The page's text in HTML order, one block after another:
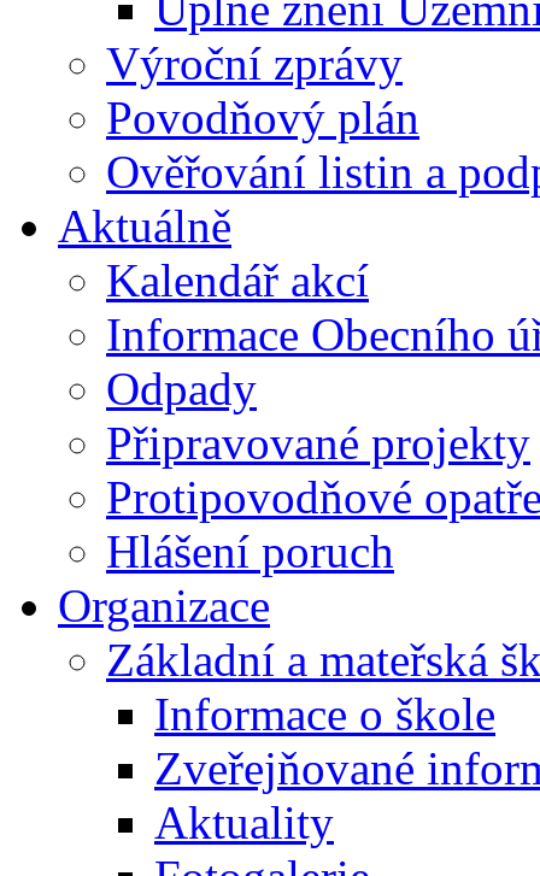
Výroční zprávy
Povodňový plán
Ověřování listin a
Aktuálně
Kalendář akcí
Informace Obecního
Odpady
Připravované projekty
Protipovodňové
Hlášení poruch
Organizace
Základní a mateřská
Informace o škole
Zveřejňované
Aktuality